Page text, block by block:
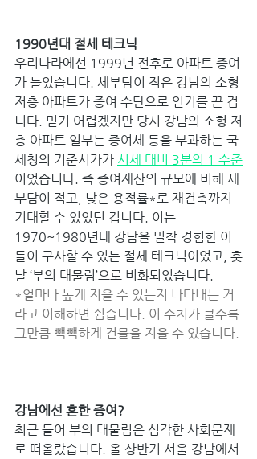
1990년대 절세 테크닉
우리나라에선 1999년 전후로 아파트 증여
가 늘었습니다. 세부담이 적은 강남의 소형
저층 아파트가 증여 수단으로 인기를 끈 겁
니다. 믿기 어렵겠지만 당시 강남의 소형 저
층 아파트 일부는 증여세 등을 부과하는 국
세청의 기준시가가 시세 대비 3분의 1 수준
이었습니다. 즉 증여재산의 규모에 비해 세
부담이 적고, 낮은 용적률*로 재건축까지
기대할 수 있었던 겁니다. 이는
1970~1980년대 강남을 밀착 경험한 이
들이 구사할 수 있는 절세 테크닉이었고, 훗
날 ‘부의 대물림’으로 비화되었습니다.
*얼마나 높게 지을 수 있는지 나타내는 거
라고 이해하면 쉽습니다. 이 수치가 클수록
그만큼 빽빽하게 건물을 지을 수 있습니다.
강남에선 흔한 증여?
최근 들어 부의 대물림은 심각한 사회문제
로 떠올랐습니다. 올 상반기 서울 강남에서